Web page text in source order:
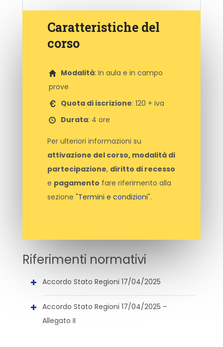
€0 + iva
Caratteristiche del
corso
Modalità: In aula e in campo
prove
Quota di iscrizione: 120 + iva
Durata: 4 ore
Per ulteriori informazioni su
attivazione del corso, modalità di
partecipazione, diritto di recesso
e pagamento fare riferimento alla
sezione "Termini e condizioni".
Riferimenti normativi
Accordo Stato Regioni 17/04/2025
Accordo Stato Regioni 17/04/2025 –
Allegato II